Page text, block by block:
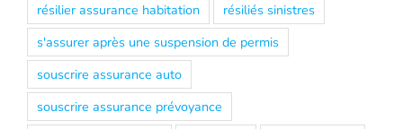
résilier assurance habitation
résiliés sinistres
s'assurer après une suspension de permis
souscrire assurance auto
souscrire assurance prévoyance